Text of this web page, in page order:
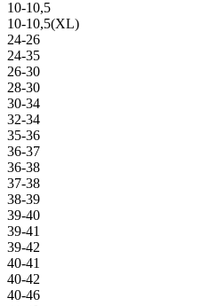
10-10,5
10-10,5(XL)
24-26
24-35
26-30
28-30
30-34
32-34
35-36
36-37
36-38
37-38
38-39
39-40
39-41
39-42
40-41
40-42
40-46